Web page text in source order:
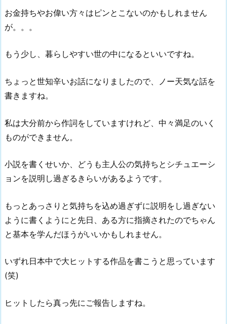
お金持ちやお偉い方々はピンとこないのかもしれません
が。。。
もう少し、暮らしやすい世の中になるといいですね。
ちょっと世知辛いお話になりましたので、ノー天気な話を
書きますね。
私は大分前から作詞をしていますけれど、中々満足のいく
ものができません。
小説を書くせいか、どうも主人公の気持ちとシチュエーシ
ョンを説明し過ぎるきらいがあるようです。
もっとあっさりと気持ちを込め過ぎずに説明をし過ぎない
ように書くようにと先日、ある方に指摘されたのでちゃん
と基本を学んだほうがいいかもしれません。
いずれ日本中で大ヒットする作品を書こうと思っています
(笑)
ヒットしたら真っ先にご報告しますね。